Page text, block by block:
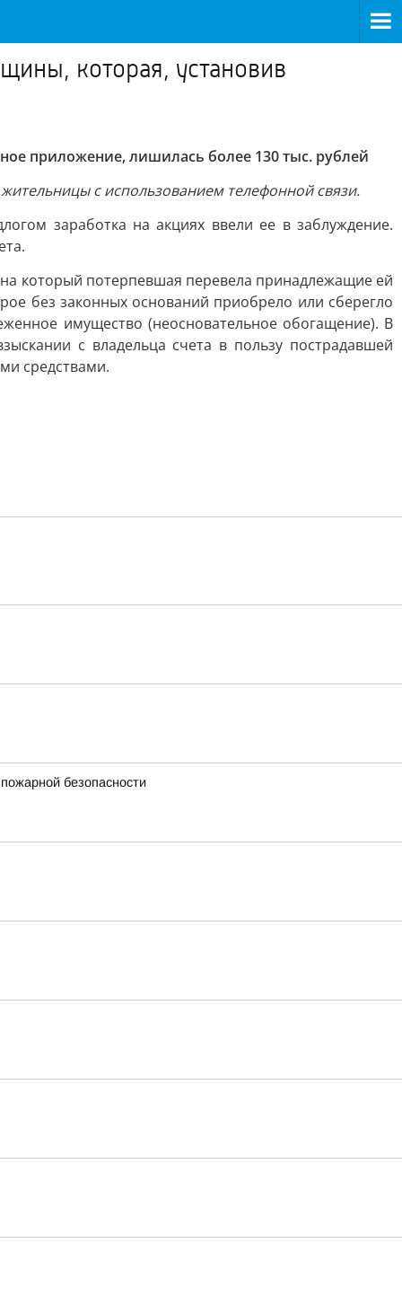
которая, установив
приложение, лишилась более 130 тыс. рублей
с использованием телефонной связи.
заработка на акциях ввели ее в заблуждение.
на который потерпевшая перевела принадлежащие ей
без законных оснований приобрело или сберегло
имущество (неосновательное обогащение). В
с владельца счета в пользу пострадавшей
средствами.
безопасности